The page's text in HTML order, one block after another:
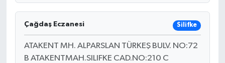
Çağdaş Eczanesi Silifke
ATAKENT MH. ALPARSLAN TÜRKEŞ BULV. NO:72
B ATAKENTMAH.SILIFKE CAD.NO:210 C